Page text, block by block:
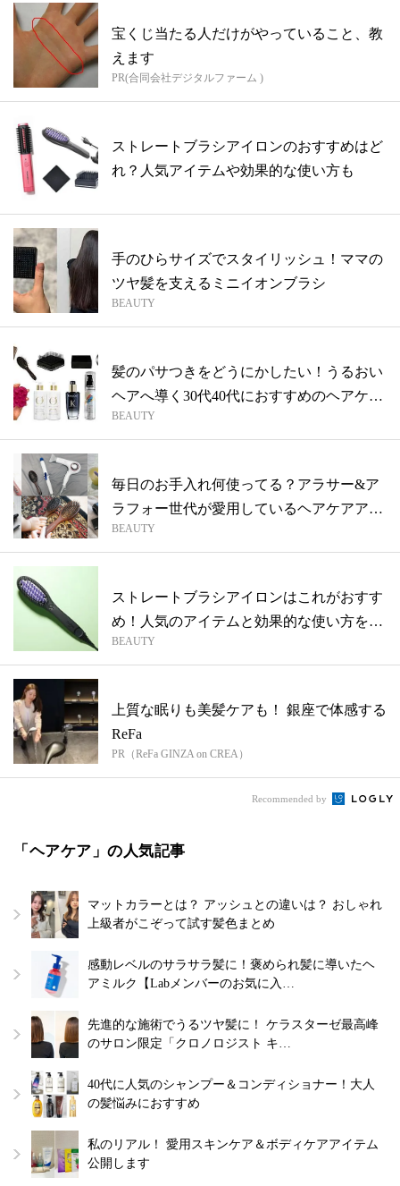
宝くじ当たる人だけがやっていること、教
えます
PR(合同会社デジタルファーム )
ストレートブラシアイロンのおすすめはど
れ？人気アイテムや効果的な使い方も
手のひらサイズでスタイリッシュ！ママの
ツヤ髪を支えるミニイオンブラシ
BEAUTY
髪のパサつきをどうにかしたい！うるおい
ヘアへ導く30代40代におすすめのヘアケ
ア...
BEAUTY
毎日のお手入れ何使ってる？アラサー&ア
ラフォー世代が愛用しているヘアケアアイ
テム...
BEAUTY
ストレートブラシアイロンはこれがおすす
め！人気のアイテムと効果的な使い方を紹
介
BEAUTY
上質な眠りも美髪ケアも！ 銀座で体感する
ReFa
PR（ReFa GINZA on CREA）
Recommended by
「ヘアケア」の人気記事
マットカラーとは？ アッシュとの違いは？ おしゃれ
上級者がこぞって試す髪色まとめ
感動レベルのサラサラ髪に！褒められ髪に導いたヘ
アミルク【Labメンバーのお気に入…
先進的な施術でうるツヤ髪に！ ケラスターゼ最高峰
のサロン限定「クロノロジスト キ…
40代に人気のシャンプー＆コンディショナー！大人
の髪悩みにおすすめ
私のリアル！ 愛用スキンケア＆ボディケアアイテム
公開します